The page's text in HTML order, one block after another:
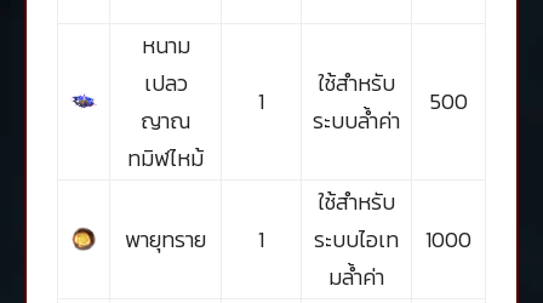
หนาม
เปลว
ญาณ
ทมิฬไหม้
1
ใช้สำหรับ
ระบบล้ำค่า
500
พายุทราย 1
ใช้สำหรับ
ระบบไอเท
มล้ำค่า
1000